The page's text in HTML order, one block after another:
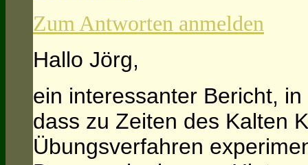
Zum Antworten anmelden
Hallo Jörg,
ein interessanter Bericht,
dass zu Zeiten des Kalten
Übungsverfahren